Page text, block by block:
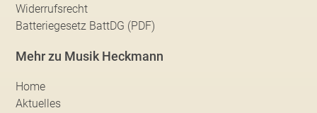
Widerrufsrecht
Batteriegesetz BattDG (PDF)
Mehr zu Musik Heckmann
Home
Aktuelles